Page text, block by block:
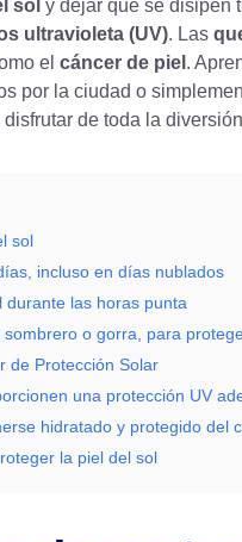
sol y dejar que se disipen
ultravioleta (UV). Las
el cáncer de piel .
por la ciudad o
disfrutar de toda la
sol
incluso en días nublados
durante las horas punta
o gorra, para
de Protección Solar
una protección UV
hidratado y protegido del
la piel del sol